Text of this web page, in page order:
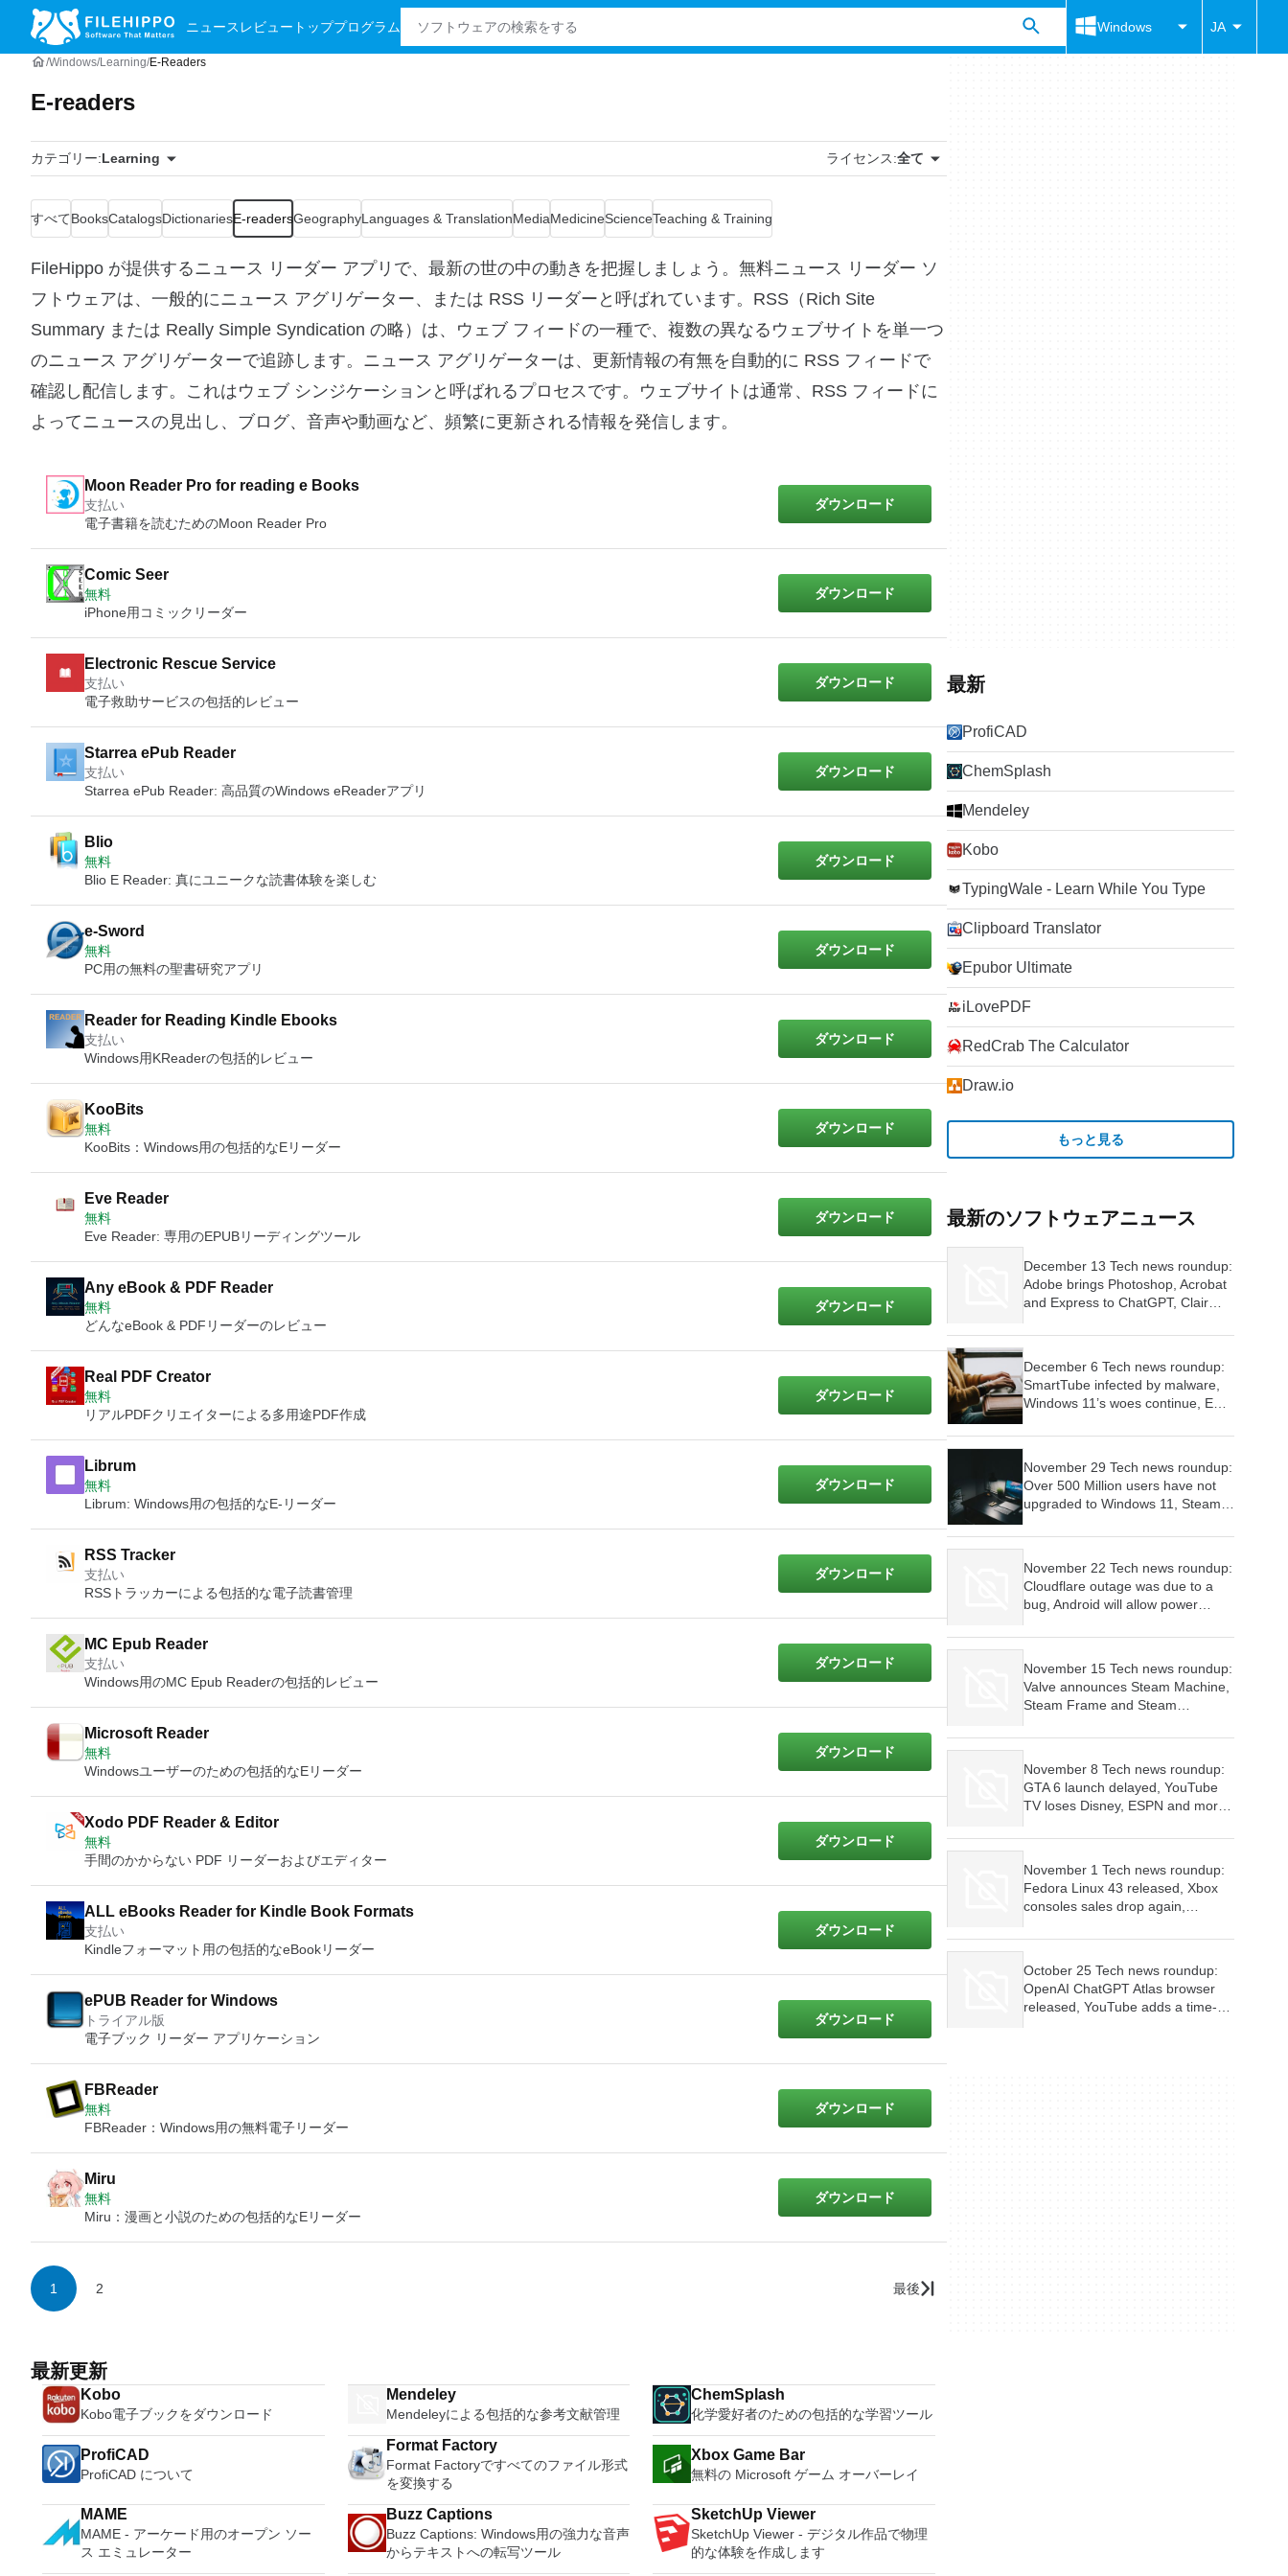
ニュース レビュー トッププログラム Windows JA
Windows Learning E-Readers
E-readers
カテゴリー:Learning ライセンス:全て
すべてBooksCatalogsDictionariesE-readersGeographyLanguages & TranslationMediaMedicineScienceTeaching & Training
FileHippo が提供するニュース リーダー アプリで、最新の世の中の動きを把握しましょう。無料ニュース リーダー ソ
フトウェアは、一般的にニュース アグリゲーター、または RSS リーダーと呼ばれています。RSS（Rich Site
Summary または Really Simple Syndication の略）は、ウェブ フィードの一種で、複数の異なるウェブサイトを単一つ
のニュース アグリゲーターで追跡します。ニュース アグリゲーターは、更新情報の有無を自動的に RSS フィードで
確認し配信します。これはウェブ シンジケーションと呼ばれるプロセスです。ウェブサイトは通常、RSS フィードに
よってニュースの見出し、ブログ、音声や動画など、頻繁に更新される情報を発信します。
Moon Reader Pro for reading e Books
支払い
電子書籍を読むためのMoon Reader Pro
ダウンロード
Comic Seer
無料
iPhone用コミックリーダー
ダウンロード
支払い
電子救助サービスの包括的レビュー
ダウンロード
Starrea ePub Reader
支払い
Starrea ePub Reader: 高品質のWindows eReaderアプリ
ダウンロード
Blio
無料
Blio E Reader: 真にユニークな読書体験を楽しむ
ダウンロード
e-Sword
無料
PC用の無料の聖書研究アプリ
ダウンロード
Reader for Reading Kindle Ebooks
支払い
Windows用KReaderの包括的レビュー
ダウンロード
KooBits
無料
KooBits：Windows用の包括的なEリーダー
ダウンロード
Eve Reader
無料
Eve Reader: 専用のEPUBリーディングツール
ダウンロード
Any eBook & PDF Reader
無料
どんなeBook & PDFリーダーのレビュー
ダウンロード
Real PDF Creator
無料
リアルPDFクリエイターによる多用途PDF作成
ダウンロード
Librum
無料
Librum: Windows用の包括的なE-リーダー
ダウンロード
RSS Tracker
支払い
RSSトラッカーによる包括的な電子読書管理
ダウンロード
MC Epub Reader
支払い
Windows用のMC Epub Readerの包括的レビュー
ダウンロード
Microsoft Reader
無料
Windowsユーザーのための包括的なEリーダー
ダウンロード
Xodo PDF Reader & Editor
無料
手間のかからない PDF リーダーおよびエディター
ダウンロード
ALL eBooks Reader for Kindle Book Formats
支払い
Kindleフォーマット用の包括的なeBookリーダー
ダウンロード
ePUB Reader for Windows
トライアル版
電子ブック リーダー アプリケーション
ダウンロード
FBReader
無料
FBReader：Windows用の無料電子リーダー
ダウンロード
Miru
無料
Miru：漫画と小説のための包括的なEリーダー
ダウンロード
1 2 最後
最新更新
Kobo
Kobo電子ブックをダウンロード
Mendeley
Mendeleyによる包括的な参考文献管理
ChemSplash
化学愛好者のための包括的な学習ツール
ProfiCAD
ProfiCAD について
Format Factory
Format Factoryですべてのファイル形式
を変換する
Xbox Game Bar
無料の Microsoft ゲーム オーバーレイ
MAME
MAME - アーケード用のオープン ソー
ス エミュレーター
Buzz Captions
Buzz Captions: Windows用の強力な音声
からテキストへの転写ツール
SketchUp Viewer
SketchUp Viewer - デジタル作品で物理
的な体験を作成します
最新
ProfiCAD
ChemSplash
Mendeley
Kobo
TypingWale - Learn While You Type
Clipboard Translator
Epubor Ultimate
iLovePDF
RedCrab The Calculator
Draw.io
もっと見る
最新のソフトウェアニュース
December 13 Tech news roundup:
Adobe brings Photoshop, Acrobat
and Express to ChatGPT, Clair
Game Awards, Skyrim launched
December 6 Tech news roundup:
SmartTube infected by malware,
Windows 11’s woes continue, EU
November 29 Tech news roundup:
Over 500 Million users have not
upgraded to Windows 11, Steam
PC,
November 22 Tech news roundup:
Cloudflare outage was due to a
bug, Android will allow power
plans to make Windows 11 an
November 15 Tech news roundup:
Valve announces Steam Machine,
Steam Frame and Steam
is coming to consoles and mobile
to be optional
November 8 Tech news roundup:
GTA 6 launch delayed, YouTube
TV loses Disney, ESPN and more,
continue
November 1 Tech news roundup:
Fedora Linux 43 released, Xbox
consoles sales drop again,
launched
October 25 Tech news roundup:
OpenAI ChatGPT Atlas browser
released, YouTube adds a time-